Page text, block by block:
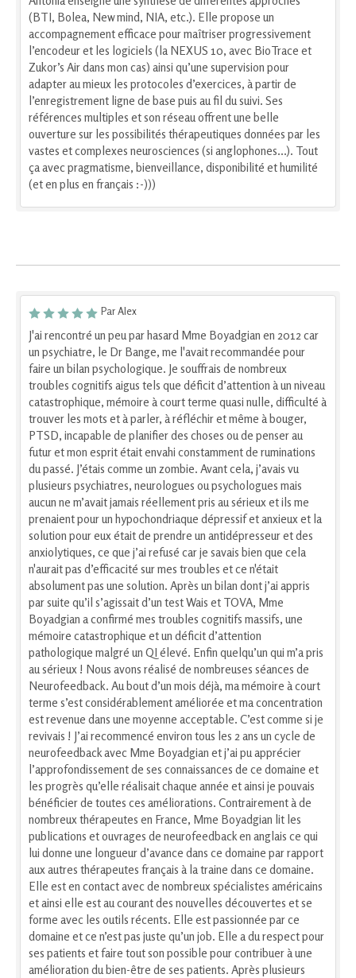
(BTI, Bolea, New mind, NIA, etc.). Elle propose un
accompagnement efficace pour maîtriser progressivement
l’encodeur et les logiciels (la NEXUS 10, avec BioTrace et
Zukor’s Air dans mon cas) ainsi qu’une supervision pour
adapter au mieux les protocoles d’exercices, à partir de
l’enregistrement ligne de base puis au fil du suivi. Ses
références multiples et son réseau offrent une belle
ouverture sur les possibilités thérapeutiques données par les
vastes et complexes neurosciences (si anglophones...). Tout
ça avec pragmatisme, bienveillance, disponibilité et humilité
(et en plus en français :-)))
Par Alex
J'ai rencontré un peu par hasard Mme Boyadgian en 2012 car
un psychiatre, le Dr Bange, me l'avait recommandée pour
faire un bilan psychologique. Je souffrais de nombreux
troubles cognitifs aigus tels que déficit d’attention à un niveau
catastrophique, mémoire à court terme quasi nulle, difficulté à
trouver les mots et à parler, à réfléchir et même à bouger,
PTSD, incapable de planifier des choses ou de penser au
futur et mon esprit était envahi constamment de ruminations
du passé. J’étais comme un zombie. Avant cela, j’avais vu
plusieurs psychiatres, neurologues ou psychologues mais
aucun ne m’avait jamais réellement pris au sérieux et ils me
prenaient pour un hypochondriaque dépressif et anxieux et la
solution pour eux était de prendre un antidépresseur et des
anxiolytiques, ce que j’ai refusé car je savais bien que cela
n'aurait pas d’efficacité sur mes troubles et ce n'était
absolument pas une solution. Après un bilan dont j’ai appris
par suite qu’il s’agissait d’un test Wais et TOVA, Mme
Boyadgian a confirmé mes troubles cognitifs massifs, une
mémoire catastrophique et un déficit d’attention
pathologique malgré un QI élevé. Enfin quelqu’un qui m’a pris
au sérieux ! Nous avons réalisé de nombreuses séances de
Neurofeedback. Au bout d’un mois déjà, ma mémoire à court
terme s’est considérablement améliorée et ma concentration
est revenue dans une moyenne acceptable. C’est comme si je
revivais ! J’ai recommencé environ tous les 2 ans un cycle de
neurofeedback avec Mme Boyadgian et j’ai pu apprécier
l’approfondissement de ses connaissances de ce domaine et
les progrès qu’elle réalisait chaque année et ainsi je pouvais
bénéficier de toutes ces améliorations. Contrairement à de
nombreux thérapeutes en France, Mme Boyadgian lit les
publications et ouvrages de neurofeedback en anglais ce qui
lui donne une longueur d’avance dans ce domaine par rapport
aux autres thérapeutes français à la traine dans ce domaine.
Elle est en contact avec de nombreux spécialistes américains
et ainsi elle est au courant des nouvelles découvertes et se
forme avec les outils récents. Elle est passionnée par ce
domaine et ce n’est pas juste qu’un job. Elle a du respect pour
ses patients et faire tout son possible pour contribuer à une
amélioration du bien-être de ses patients. Après plusieurs